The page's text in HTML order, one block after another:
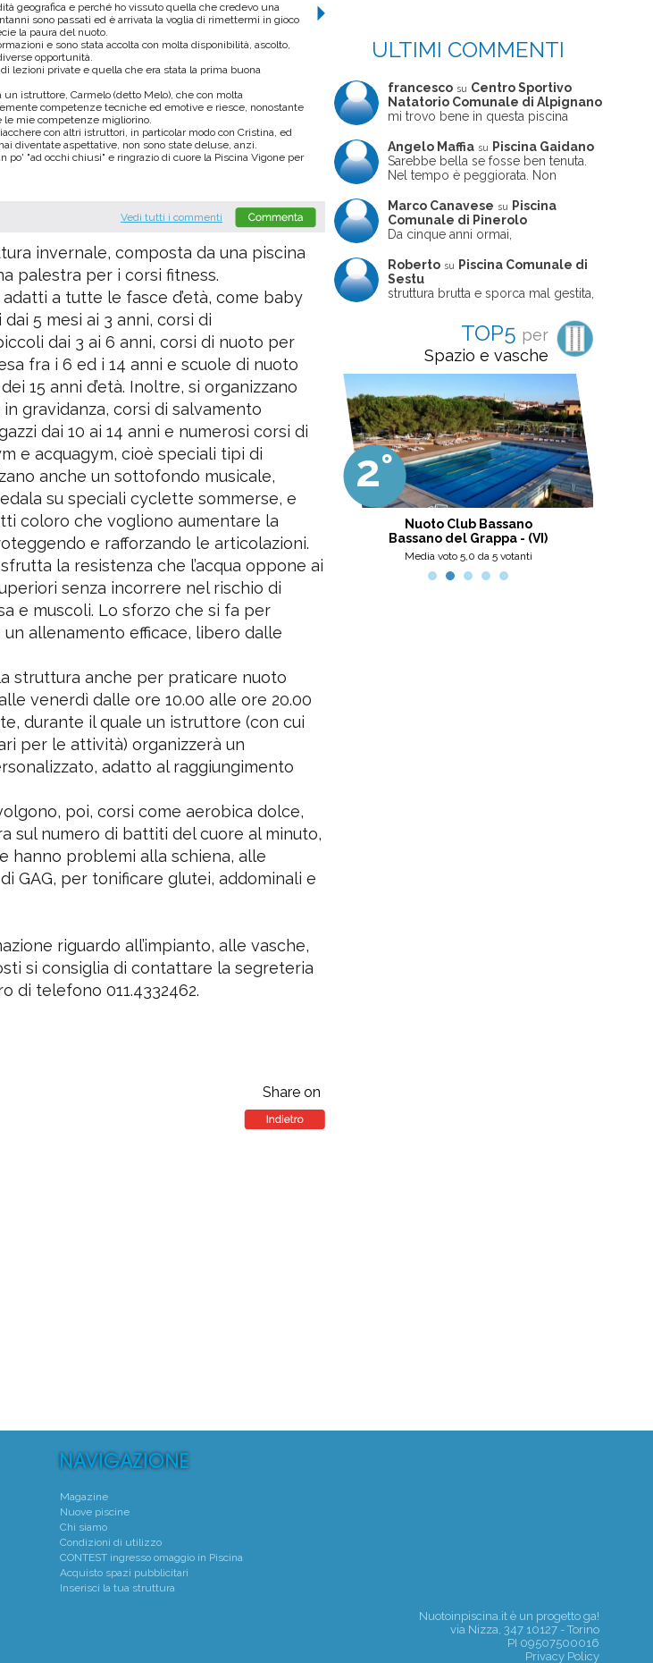
geografica e perché ho vissuto quella che credevo una
sono passati ed è arrivata la voglia di rimettermi in gioco
la paura del nuoto.
e sono stata accolta con molta disponibilità, ascolto,
opportunità.
lezioni private e quella che era stata la prima buona
un istruttore, Carmelo (detto Melo), che con molta
competenze tecniche ed emotive e riesce, nonostante
le mie competenze migliorino.
con altri istruttori, in particolar modo con Cristina, ed
diventate aspettative, non sono state deluse, anzi.
po' "ad occhi chiusi" e ringrazio di cuore la Piscina Vigone per
Vedi tutti i commenti
invernale, composta da una piscina
palestra per i corsi fitness.
a tutte le fasce d’età, come baby
5 mesi ai 3 anni, corsi di
dai 3 ai 6 anni, corsi di nuoto per
fra i 6 ed i 14 anni e scuole di nuoto
15 anni d’età. Inoltre, si organizzano
gravidanza, corsi di salvamento
dai 10 ai 14 anni e numerosi corsi di
e acquagym, cioè speciali tipi di
anche un sottofondo musicale,
su speciali cyclette sommerse, e
coloro che vogliono aumentare la
e rafforzando le articolazioni.
la resistenza che l’acqua oppone ai
senza incorrere nel rischio di
e muscoli. Lo sforzo che si fa per
allenamento efficace, libero dalle
struttura anche per praticare nuoto
venerdì dalle ore 10.00 alle ore 20.00
durante il quale un istruttore (con cui
per le attività) organizzerà un
adatto al raggiungimento
poi, corsi come aerobica dolce,
sul numero di battiti del cuore al minuto,
hanno problemi alla schiena, alle
GAG, per tonificare glutei, addominali e
riguardo all’impianto, alle vasche,
si consiglia di contattare la segreteria
di telefono 011.4332462.
Share on
ULTIMI COMMENTI
francesco su Centro Sportivo
Natatorio Comunale di Alpignano
mi trovo bene in questa piscina
Angelo Maffia su
Piscina Gaidano
Sarebbe bella se fosse ben tenuta.
Nel tempo è peggiorata. Non
ne usciva insieme a me non ha
ritrovato le sue scarpe! Peccato
perché potrebbe essere un'ottima
frequentata non magnificamente
Marco Canavese su
Piscina
Comunale di Pinerolo
Da cinque anni ormai,
pomeriggio trascorro cinque-sei ore
in questa magnifica piscina con i miei
due figli che sono letteralmente
piccola, un po' in vasca grande, negli
spazi riservati al nuoto libero,
giochiamo, nuotiamo e facciamo
apnea insieme (sono stato assistente
bagnanti ed istruttore di nuoto in
gioventù, ora lo faccio per loro
come papà). Si tratta di una struttura
molto accogliente, pulita, bella,
gestita da personale di grande
professionalità, umanità e cortesia.
Ottima scelta, nel pinerolese il
meglio, secondo me.
Roberto su
Piscina Comunale di
Sestu
struttura brutta e sporca mal gestita,
poco professionale. la sconsiglio a
tutti coloro che amano le cose fatte
seriamente poiché é tutto
improvvisato
TOP5 per
Spazio e vasche
1°
Centro Natatorio Santini
Verona - (VR)
Media voto 5,0 da 6 votanti
2°
Nuoto Club Bassano
Bassano del Grappa - (VI)
Media voto 5,0 da 5 votanti
Magazine
Nuove piscine
Chi siamo
Condizioni di utilizzo
CONTEST ingresso omaggio in Piscina
Acquisto spazi pubblicitari
Inserisci la tua struttura
Nuotoinpiscina.it è un progetto ga!
via Nizza, 347 10127 - Torino
PI 09507500016
Privacy Policy